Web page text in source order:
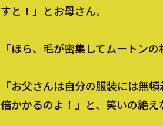
すと！」とお母さん。
「ほら、毛が密集してムートン
「お父さんは自分の服装には無
倍かかるのよ！」と、笑いの絶え